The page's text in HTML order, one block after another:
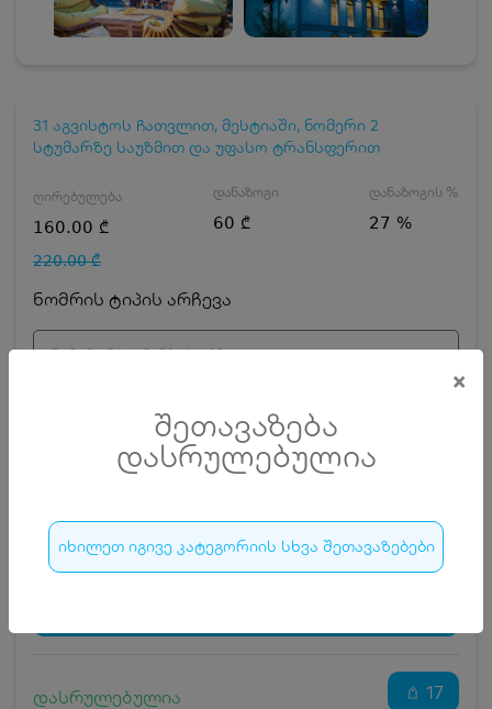
×
შეთავაზება
დასრულებულია
იხილეთ იგივე კატეგორიის სხვა შეთავაზებები
31 აგვისტოს ჩათვლით, მესტიაში, ნომერი 2
სტუმარზე საუზმით და უფასო ტრანსფერით
ღირებულება
160.00 ₾
220.00 ₾
დანაზოგი
60 ₾
დანაზოგის %
27 %
ნომრის ტიპის არჩევა
ნომერი 2 სტუმარზე საუზმით
სრული ღირებულების გადახდა 175₾
კვება
0 ₾
დასრულებულია 17